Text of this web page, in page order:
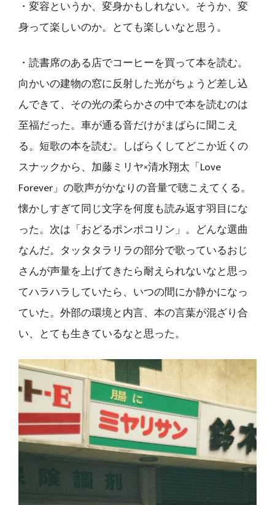
・変容というか、変身かもしれない。そうか、変
身って楽しいのか。とても楽しいなと思う。
・読書席のある店でコーヒーを買って本を読む。
向かいの建物の窓に反射した光がちょうど差し込
んできて、その光の柔らかさの中で本を読むのは
至福だった。車が通る音だけがまばらに聞こえ
る。短歌の本を読む。しばらくしてどこか近くの
スナックから、加藤ミリヤ×清水翔太「Love
Forever」の歌声がかなりの音量で聴こえてくる。
懐かしすぎて同じ文字を何度も読み返す羽目にな
った。次は「おどるポンポコリン」。どんな選曲
なんだ。タッタタラリラの部分で歌っているおじ
さんが声量を上げてきたら耐えられないなと思っ
てハラハラしていたら、いつの間にか静かになっ
ていた。外部の環境と内言、本の言葉が混ざり合
い、とても生きているなと思った。